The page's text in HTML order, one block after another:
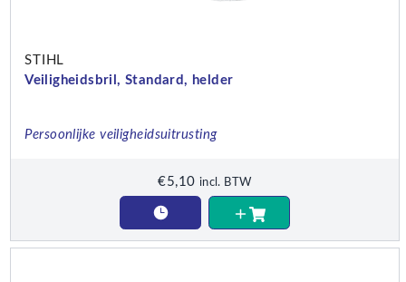
STIHL
Veiligheidsbril, Standard, helder
Persoonlijke veiligheidsuitrusting
€5,10 incl. BTW